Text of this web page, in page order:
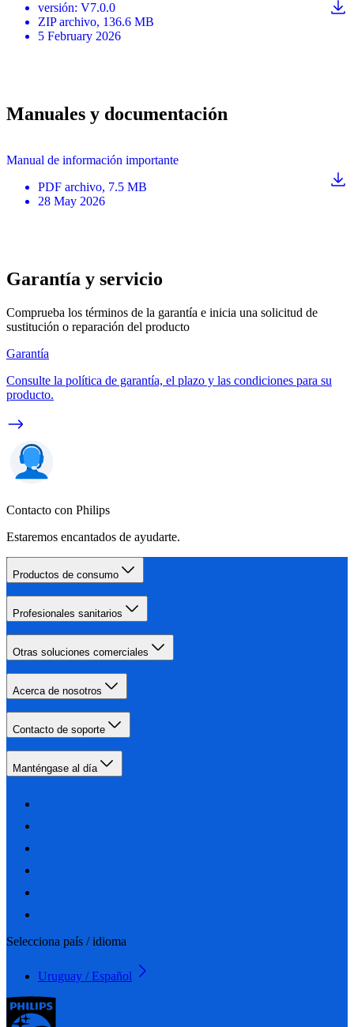
versión: V7.0.0
ZIP archivo, 136.6 MB
5 February 2026
Manuales y documentación
Manual de información importante
PDF archivo, 7.5 MB
28 May 2026
Garantía y servicio
Comprueba los términos de la garantía e inicia una solicitud de
sustitución o reparación del producto
Garantía
Consulte la política de garantía, el plazo y las condiciones para su
producto.
Contacto con Philips
Estaremos encantados de ayudarte.
Productos de consumo
Profesionales sanitarios
Otras soluciones comerciales
Acerca de nosotros
Contacto de soporte
Manténgase al día
Selecciona país / idioma
Uruguay / Español